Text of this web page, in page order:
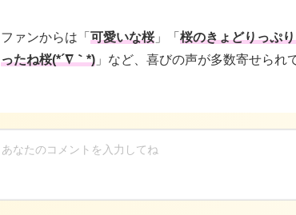
ファンからは「 可愛いな桜」「 桜のきょどりっぷ
ったね桜(*´∇｀*) 」など、喜びの声が多数寄せられ